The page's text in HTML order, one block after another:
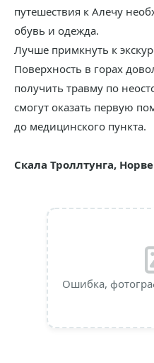
путешествия к Алечу
обувь и одежда.
Лучше примкнуть к
Поверхность в горах
получить травму по
смогут оказать первую
до медицинского пункта.
Скала Троллтунга,
Ошибка,